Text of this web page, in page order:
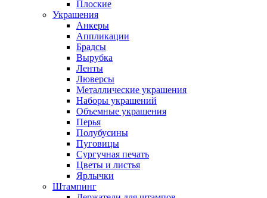
Плоские
Украшения
Анкеры
Аппликации
Брадсы
Вырубка
Ленты
Люверсы
Металлические украшения
Наборы украшений
Объемные украшения
Перья
Полубусины
Пуговицы
Сургучная печать
Цветы и листья
Ярлычки
Штампинг